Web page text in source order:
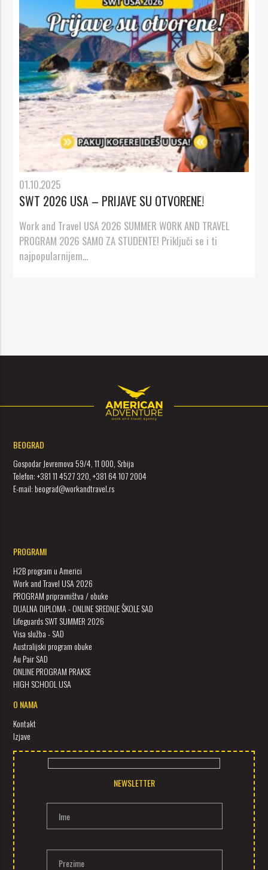
01.10.2025
SWT 2026 USA – PRIJAVE SU OTVORENE!
Work and Travel USA 2026 SUMMER WORK AND TRAVEL
PROGRAM 2026 SAMO ZA STUDENTE! Priključi se i ti
najpopularnijem...
BEOGRAD
Gospodar Jevremova 59/4, 11 000, Srbija
Telefon: +381 11 4527 320, +381 64 107 2004
E-mail: beograd@workandtravel.rs
PROGRAMI
H2B program u Americi
Work and Travel USA 2026
PROGRAM pripravništva / obuke
DUALNA DIPLOMA - ONLINE SREDNJE ŠKOLE SAD
Lifeguards SWT SUMMER 2026
Visa služba - SAD
Australijski program obuke
Au Pair SAD
ONLINE PROGRAM PRAKSE
HIGH SCHOOL USA
O NAMA
Kontakt
Izjave
NEWSLETTER
Ime
Prezime